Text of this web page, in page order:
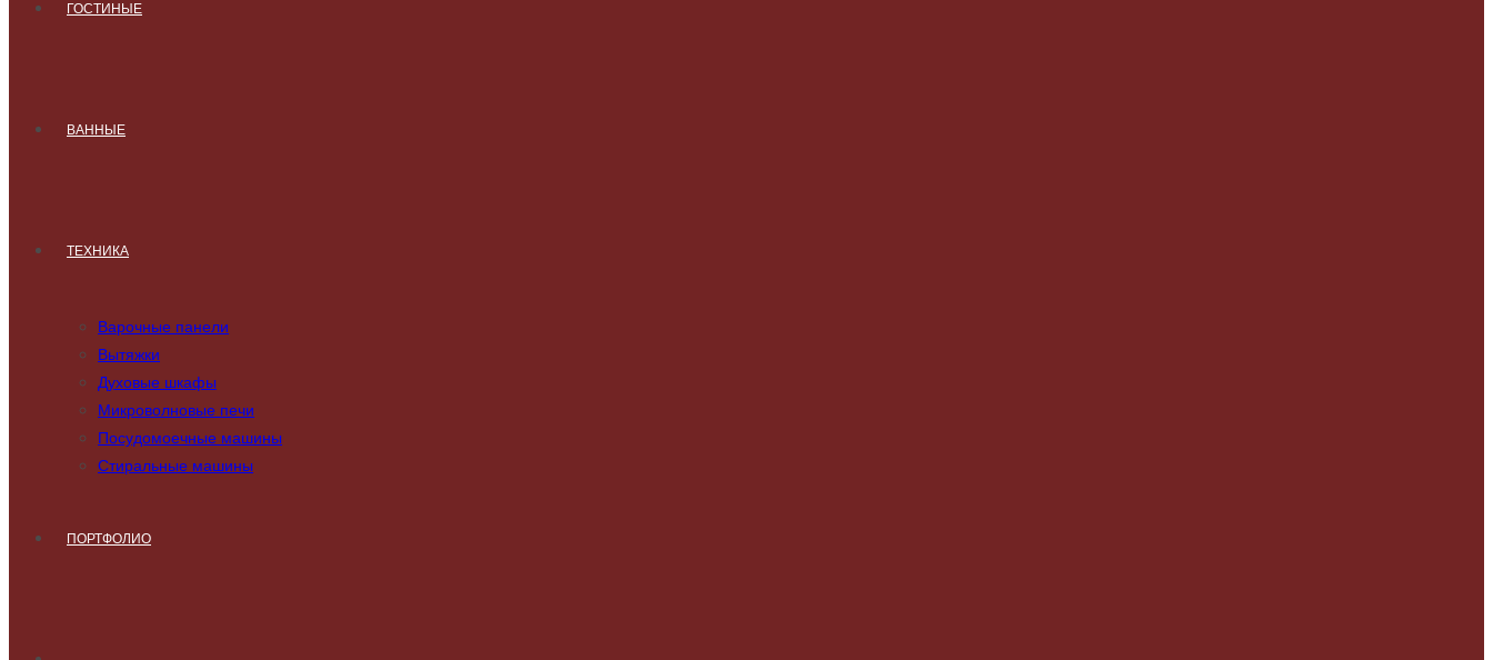
ГОСТИНЫЕ
ВАННЫЕ
ТЕХНИКА
Варочные панели
Вытяжки
Духовые шкафы
Микроволновые печи
Посудомоечные машины
Стиральные машины
ПОРТФОЛИО